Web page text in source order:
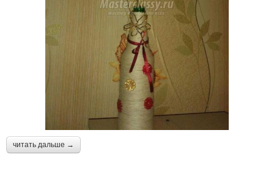
Литровая бутылка Оригинальная ваза
Вазы из пластиковых
бутылок
Подвесная ваза
Ваза в технике
читать дальше →